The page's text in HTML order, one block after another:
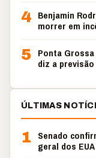
4 Benjamin
morrer em
5 Ponta
diz a previsão
ÚLTIMAS
1
Senado
geral dos EUA